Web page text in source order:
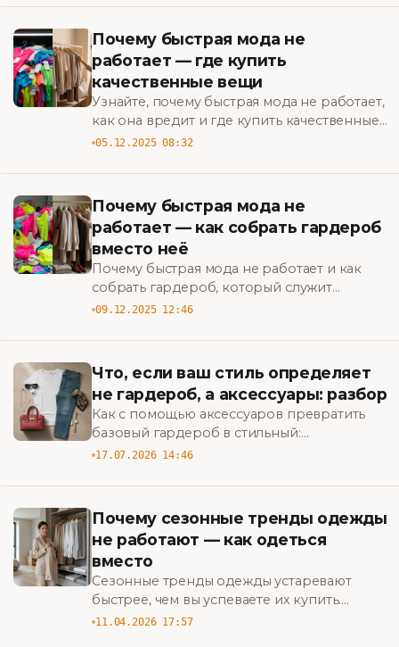
гардероб. BigBazar
Почему быстрая мода не
работает — где купить
качественные вещи
Узнайте, почему быстрая мода не работает,
как она вредит и где купить качественные
вещи — практичные советы и
гардероба. BigBazar
05.12.2025 08:32
Почему быстрая мода не
работает — как собрать гардероб
вместо неё
Почему быстрая мода не работает и как
собрать гардероб, который служит
дольше: практические советы по стилю,
BigBazar
09.12.2025 12:46
Что, если ваш стиль определяет
не гардероб, а аксессуары: разбор
Как с помощью аксессуаров превратить
базовый гардероб в стильный:
практические советы и неочевидные
17.07.2026 14:46
Почему сезонные тренды одежды
не работают — как одеться
вместо
Сезонные тренды одежды устаревают
быстрее, чем вы успеваете их купить.
Узнайте, как формировать стиль, который
11.04.2026 17:57